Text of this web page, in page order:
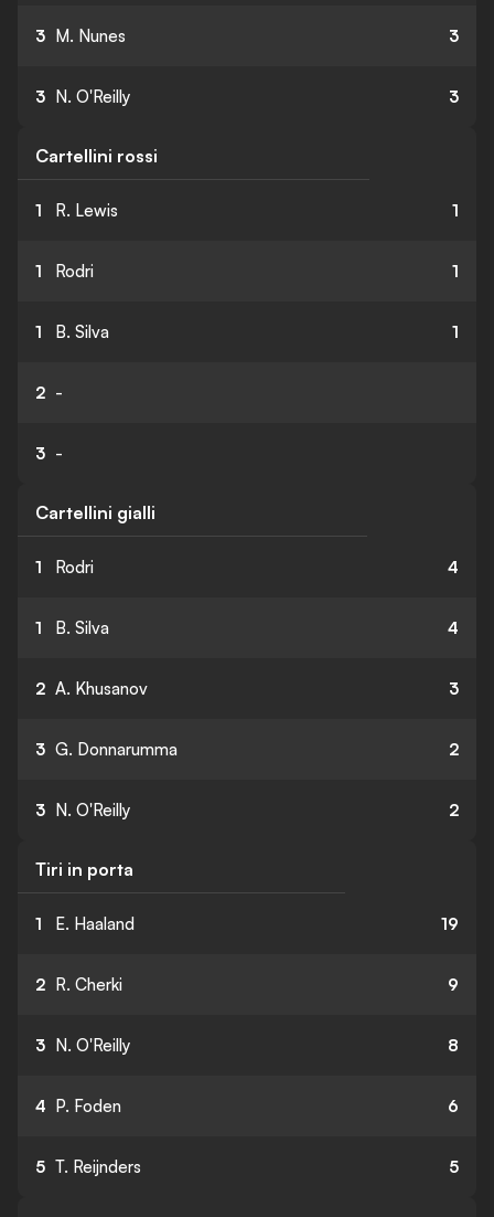
3 M. Nunes 3
3 N. O'Reilly 3
Cartellini rossi
1 R. Lewis 1
1 Rodri 1
1 B. Silva 1
2 -
3 -
Cartellini gialli
1 Rodri 4
1 B. Silva 4
2 A. Khusanov 3
3 G. Donnarumma 2
3 N. O'Reilly 2
Tiri in porta
1 E. Haaland 19
2 R. Cherki 9
3 N. O'Reilly 8
4 P. Foden 6
5 T. Reijnders 5